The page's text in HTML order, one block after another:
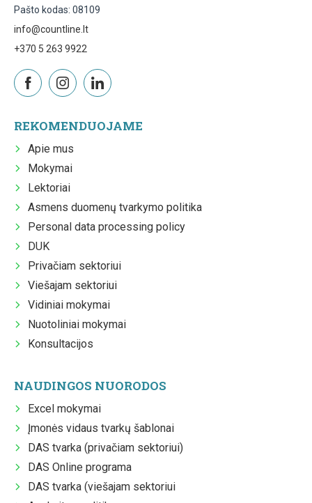
Pašto kodas: 08109
info@countline.lt
+370 5 263 9922
REKOMENDUOJAME
Apie mus
Mokymai
Lektoriai
Asmens duomenų tvarkymo politika
Personal data processing policy
DUK
Privačiam sektoriui
Viešajam sektoriui
Vidiniai mokymai
Nuotoliniai mokymai
Konsultacijos
NAUDINGOS NUORODOS
Excel mokymai
Įmonės vidaus tvarkų šablonai
DAS tvarka (privačiam sektoriui)
DAS Online programa
DAS tvarka (viešajam sektoriui